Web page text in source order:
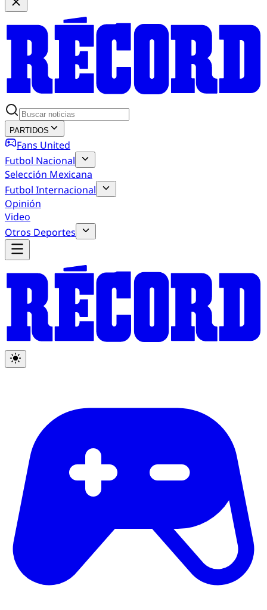
PARTIDOS
Fans United
Futbol Nacional
Selección Mexicana
Futbol Internacional
Opinión
Video
Otros Deportes